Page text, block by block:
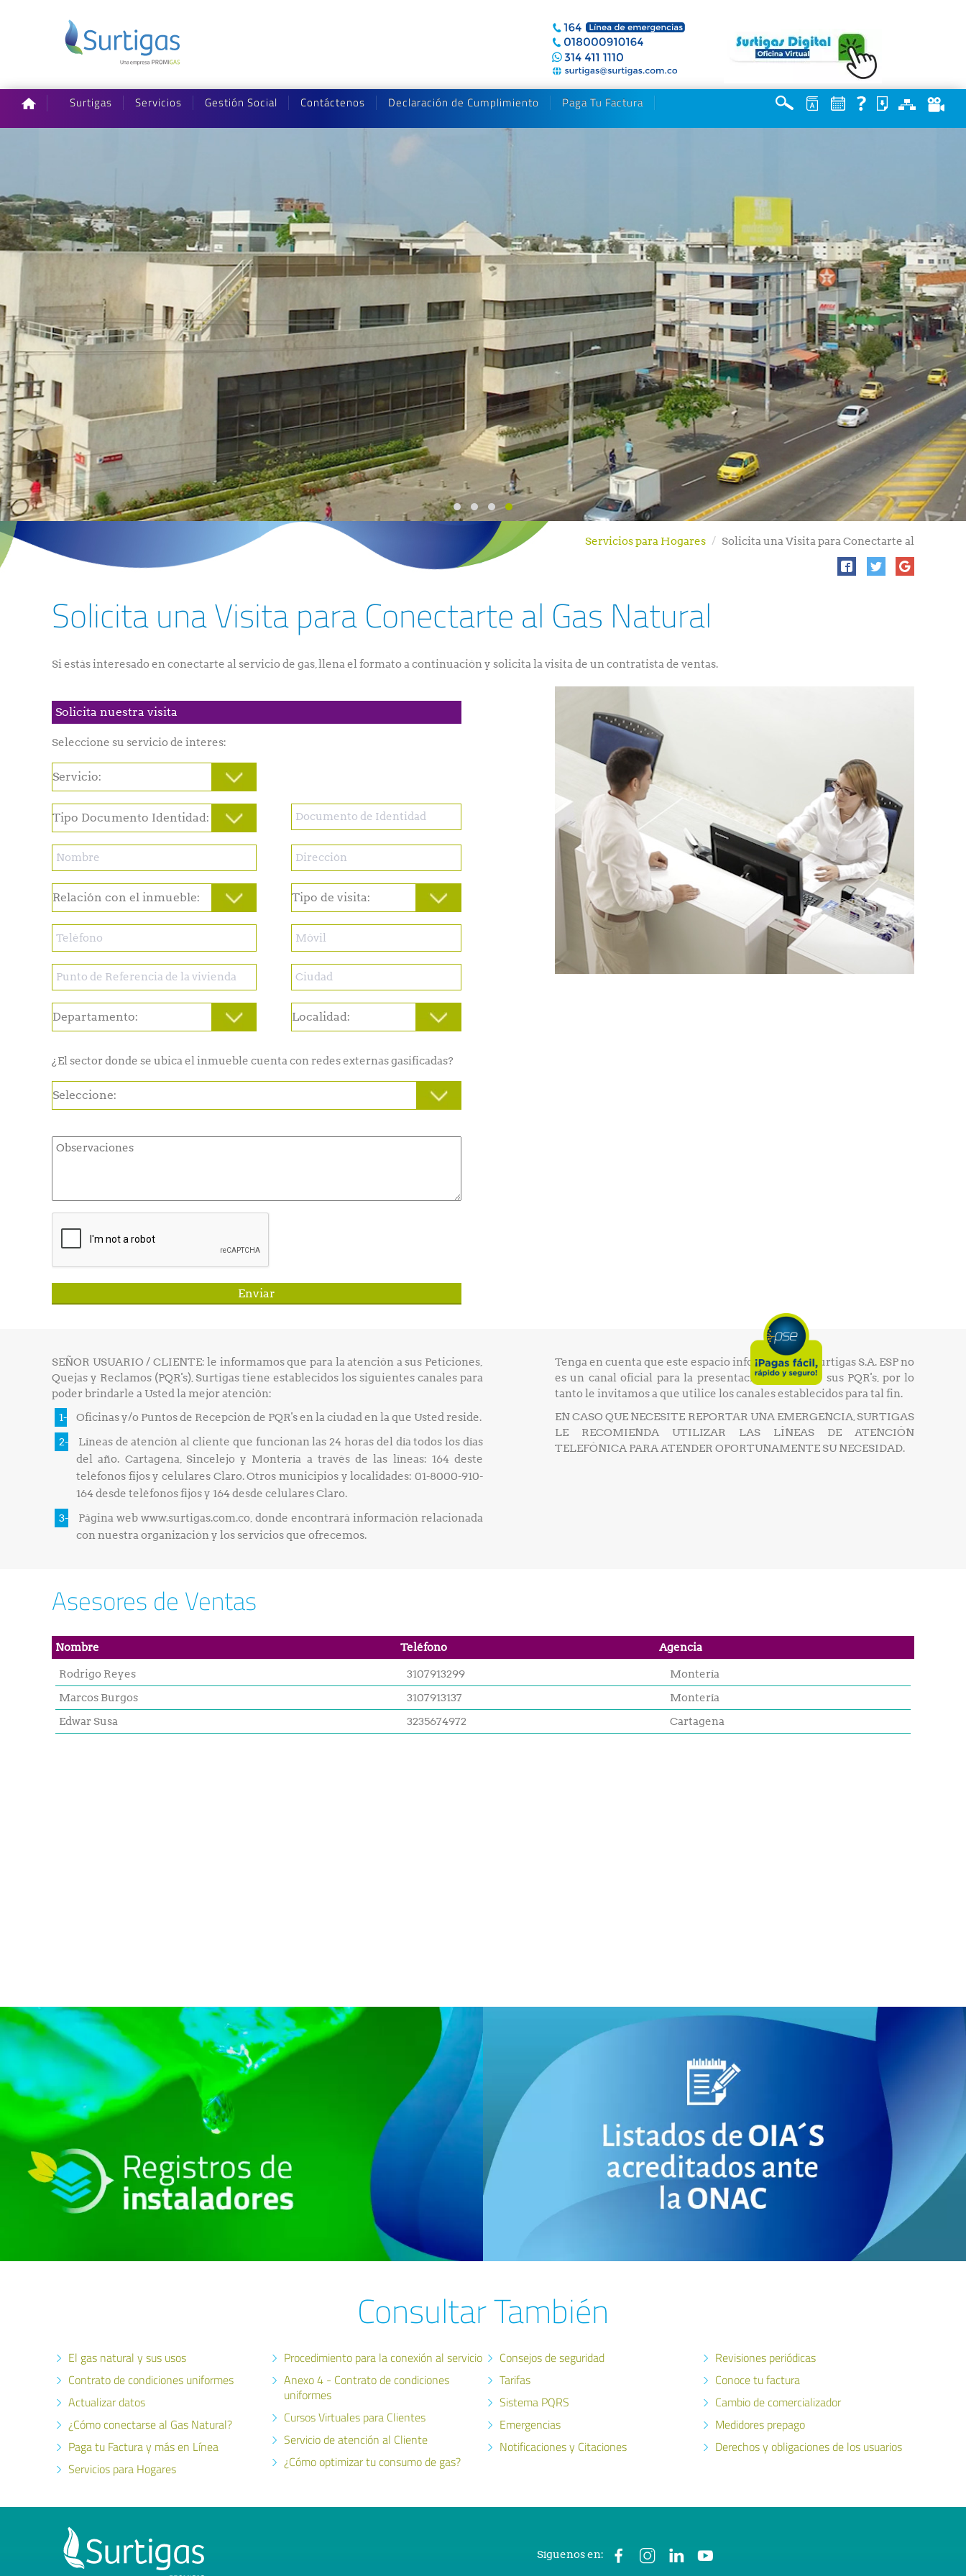
Surtigas Servicios Gestión Social Contáctenos Declaración de Cumplimiento Paga Tu Factura
Servicios para Hogares Solicita una Visita para Conectarte al
Solicita una Visita para Conectarte al Gas Natural
Si estás interesado en conectarte al servicio de gas, llena el formato a continuación y solicita la visita de un contratista de ventas.
Solicita nuestra visita
Seleccione su servicio de interes:
¿El sector donde se ubica el inmueble cuenta con redes externas gasificadas?
SEÑOR USUARIO / CLIENTE: le informamos que para la atención a sus Peticiones,
Quejas y Reclamos (PQR's), Surtigas tiene establecidos los siguientes canales para
poder brindarle a Usted la mejor atención:
Oficinas y/o Puntos de Recepción de PQR's en la ciudad en la que Usted reside.
Líneas de atención al cliente que funcionan las 24 horas del día todos los días
del año. Cartagena, Sincelejo y Montería a través de las líneas: 164 deste
teléfonos fijos y celulares Claro. Otros municipios y localidades: 01-8000-910-
164 desde teléfonos fijos y 164 desde celulares Claro.
Página web www.surtigas.com.co, donde encontrará información relacionada
con nuestra organización y los servicios que ofrecemos.
Tenga en cuenta que este espacio informativo de Surtigas S.A. ESP no
es un canal oficial para la presentación formal de sus PQR's, por lo
tanto le invitamos a que utilice los canales establecidos para tal fin.
EN CASO QUE NECESITE REPORTAR UNA EMERGENCIA, SURTIGAS
LE RECOMIENDA UTILIZAR LAS LÍNEAS DE ATENCIÓN
TELEFÓNICA PARA ATENDER OPORTUNAMENTE SU NECESIDAD.
Asesores de Ventas
Nombre Teléfono Agencia
Rodrigo Reyes 3107913299
Montería
Marcos Burgos
3107913137
Montería
Edwar Susa
3235674972 Cartagena
Consultar También
El gas natural y sus usos
Contrato de condiciones uniformes
Actualizar datos
¿Cómo conectarse al Gas Natural?
Paga tu Factura y más en Línea
Servicios para Hogares
Procedimiento para la conexión al servicio
Anexo 4 - Contrato de condiciones
uniformes
Cursos Virtuales para Clientes
Servicio de atención al Cliente
¿Cómo optimizar tu consumo de gas?
Consejos de seguridad
Tarifas
Sistema PQRS
Emergencias
Notificaciones y Citaciones
Revisiones periódicas
Conoce tu factura
Cambio de comercializador
Medidores prepago
Derechos y obligaciones de los usuarios
Síguenos en: